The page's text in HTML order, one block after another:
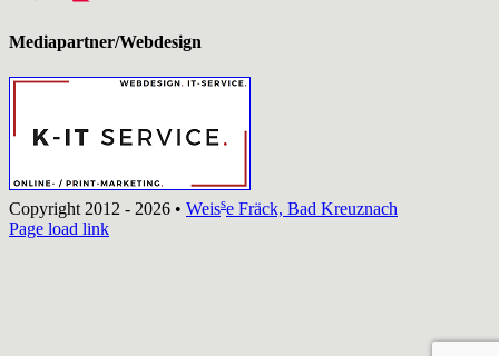
Mediapartner/Webdesign
Copyright 2012 - 2026 • Weisse Fräck, Bad Kreuznach
Page load link